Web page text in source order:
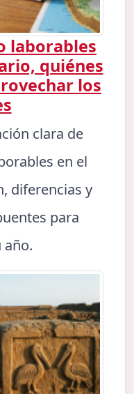
laborables
quiénes
los
clara de
en el
diferencias y
para
año.